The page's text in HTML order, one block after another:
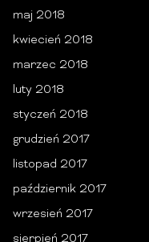
maj 2018
kwiecień 2018
marzec 2018
luty 2018
styczeń 2018
grudzień 2017
listopad 2017
październik 2017
wrzesień 2017